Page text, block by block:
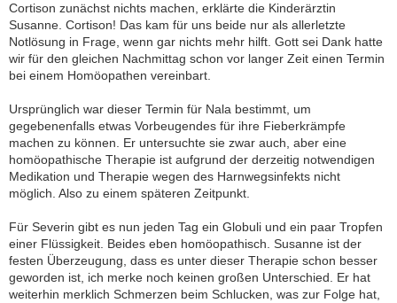
Cortison zunächst nichts machen, erklärte die Kinderärztin
Susanne. Cortison! Das kam für uns beide nur als allerletzte
Notlösung in Frage, wenn gar nichts mehr hilft. Gott sei Dank hatte
wir für den gleichen Nachmittag schon vor langer Zeit einen Termin
bei einem Homöopathen vereinbart.
Ursprünglich war dieser Termin für Nala bestimmt, um
gegebenenfalls etwas Vorbeugendes für ihre Fieberkrämpfe
machen zu können. Er untersuchte sie zwar auch, aber eine
homöopathische Therapie ist aufgrund der derzeitig notwendigen
Medikation und Therapie wegen des Harnwegsinfekts nicht
möglich. Also zu einem späteren Zeitpunkt.
Für Severin gibt es nun jeden Tag ein Globuli und ein paar Tropfen
einer Flüssigkeit. Beides eben homöopathisch. Susanne ist der
festen Überzeugung, dass es unter dieser Therapie schon besser
geworden ist, ich merke noch keinen großen Unterschied. Er hat
weiterhin merklich Schmerzen beim Schlucken, was zur Folge hat,